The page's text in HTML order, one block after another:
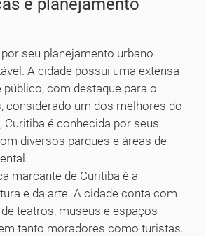
e planejamento
seu planejamento urbano
A cidade possui uma extensa
com destaque para o
considerado um dos melhores do
Curitiba é conhecida por seus
diversos parques e áreas de
marcante de Curitiba é a
e da arte. A cidade conta com
teatros, museus e espaços
tanto moradores como turistas.